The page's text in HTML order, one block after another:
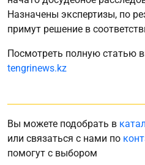
Назначены экспертизы, по
примут решение в
Посмотреть полную статью
tengrinews.kz
Вы можете подобрать в
или связаться с нами по
помогут с выбором